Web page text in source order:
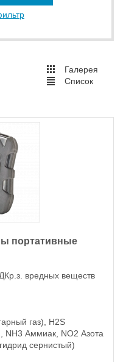
Галерея
Список
портативные
вредных веществ
газ), H2S
NH3 Аммиак, NO2 Азота
сернистый)